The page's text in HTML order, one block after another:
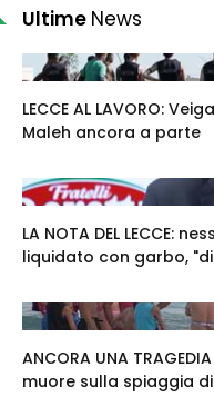
Ultime News
LECCE AL LAVORO:
Maleh ancora a parte
LA NOTA DEL LECCE:
liquidato con garbo,
ANCORA UNA
muore sulla spiaggia di